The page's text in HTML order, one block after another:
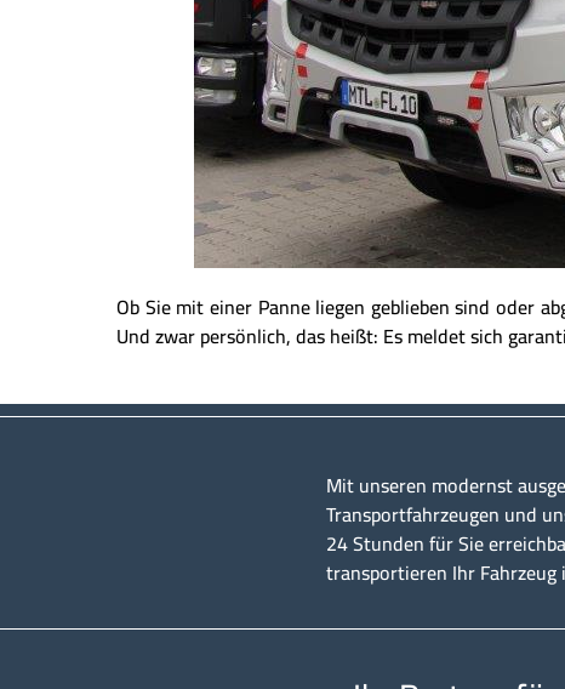
Ob Sie mit einer Panne liegen geblieben sind oder
Und zwar persönlich, das heißt: Es meldet sich
Mit unseren modernst
Transportfahrzeugen und
24 Stunden für Sie
transportieren Ihr